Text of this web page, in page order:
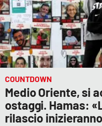
COUNTDOWN
Medio Oriente, si
ostaggi. Hamas:
rilascio